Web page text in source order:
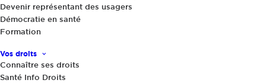
Devenir représentant des usagers
Démocratie en santé
Formation
Vos droits
Connaître ses droits
Santé Info Droits